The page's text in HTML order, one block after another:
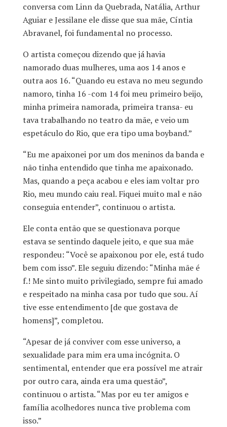
conversa com Linn da Quebrada, Natália, Arthur
Aguiar e Jessilane ele disse que sua mãe, Cíntia
Abravanel, foi fundamental no processo.
O artista começou dizendo que já havia
namorado duas mulheres, uma aos 14 anos e
outra aos 16. “Quando eu estava no meu segundo
namoro, tinha 16 -com 14 foi meu primeiro beijo,
minha primeira namorada, primeira transa- eu
tava trabalhando no teatro da mãe, e veio um
espetáculo do Rio, que era tipo uma boyband.”
“Eu me apaixonei por um dos meninos da banda e
não tinha entendido que tinha me apaixonado.
Mas, quando a peça acabou e eles iam voltar pro
Rio, meu mundo caiu real. Fiquei muito mal e não
conseguia entender”, continuou o artista.
Ele conta então que se questionava porque
estava se sentindo daquele jeito, e que sua mãe
respondeu: “Você se apaixonou por ele, está tudo
bem com isso”. Ele seguiu dizendo: “Minha mãe é
f.! Me sinto muito privilegiado, sempre fui amado
e respeitado na minha casa por tudo que sou. Aí
tive esse entendimento [de que gostava de
homens]”, completou.
“Apesar de já conviver com esse universo, a
sexualidade para mim era uma incógnita. O
sentimental, entender que era possível me atrair
por outro cara, ainda era uma questão”,
continuou o artista. “Mas por eu ter amigos e
família acolhedores nunca tive problema com
isso.”